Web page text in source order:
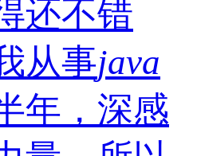
还不错
从事java
年，深感